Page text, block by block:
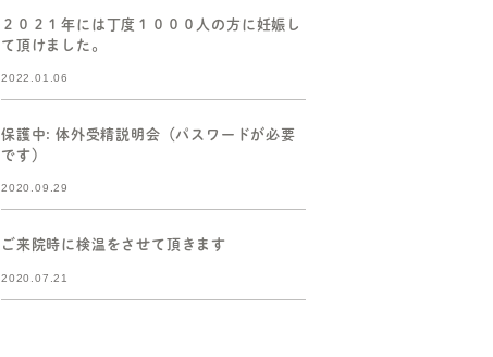
２０２１年には丁度１０００人の方に妊娠し
て頂けました。
2022.01.06
保護中: 体外受精説明会（パスワードが必要
です）
2020.09.29
ご来院時に検温をさせて頂きます
2020.07.21